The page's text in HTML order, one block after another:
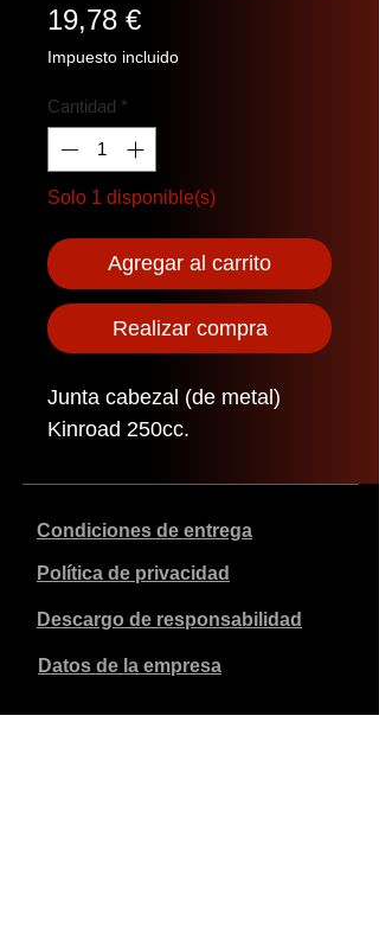
19,78 €Precio
Impuesto incluido
Cantidad *
Solo 1 disponible(s)
Agregar al carrito
Realizar compra
Junta cabezal (de metal)
Kinroad 250cc.
Condiciones de entrega
Política de privacidad
Descargo de responsabilidad
Datos de la empresa